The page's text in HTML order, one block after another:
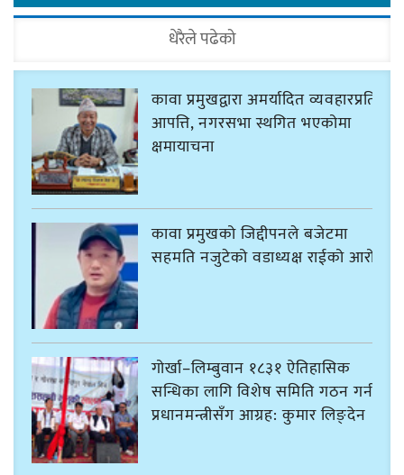
धेरैले पढेको
कावा प्रमुखद्वारा अमर्यादित व्यवहारप्रति
आपत्ति, नगरसभा स्थगित भएकोमा
क्षमायाचना
कावा प्रमुखको जिद्दीपनले बजेटमा
सहमति नजुटेको वडाध्यक्ष राईको आरोप
गोर्खा–लिम्बुवान १८३१ ऐतिहासिक
सन्धिका लागि विशेष समिति गठन गर्न
प्रधानमन्त्रीसँग आग्रह: कुमार लिङ्देन